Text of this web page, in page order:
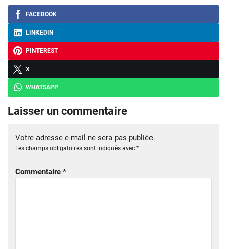
FACEBOOK
LINKEDIN
PINTEREST
X
WHATSAPP
Laisser un commentaire
Votre adresse e-mail ne sera pas publiée.
Les champs obligatoires sont indiqués avec *
Commentaire *